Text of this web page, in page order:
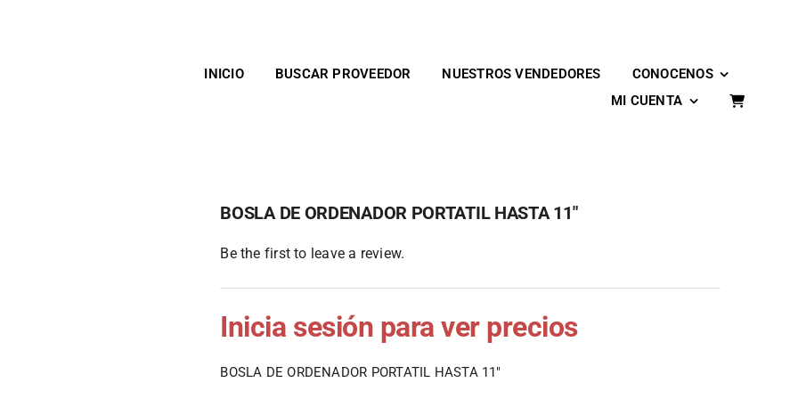
INICIO
BUSCAR PROVEEDOR NUESTROS VENDEDORES
CONOCENOS
MI CUENTA
BOSLA DE ORDENADOR PORTATIL HASTA 11″
Be the first to leave a review.
Inicia sesión para ver precios
BOSLA DE ORDENADOR PORTATIL HASTA 11″